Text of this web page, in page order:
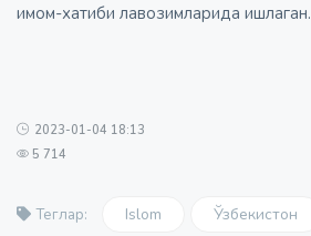
имом-хатиби лавозимларида ишлаган.
2023-01-04 18:13
5 714
Теглар: Islom Ўзбекистон